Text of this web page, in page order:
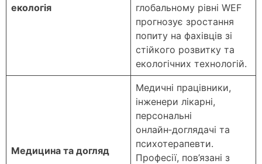
екологія
глобальному рівні WEF
прогнозує зростання
попиту на фахівців зі
стійкого розвитку та
екологічних технологій.
Медицина та догляд
Медичні працівники,
інженери лікарні,
персональні
онлайн‑доглядачі та
психотерапевти.
Професії, пов’язані з